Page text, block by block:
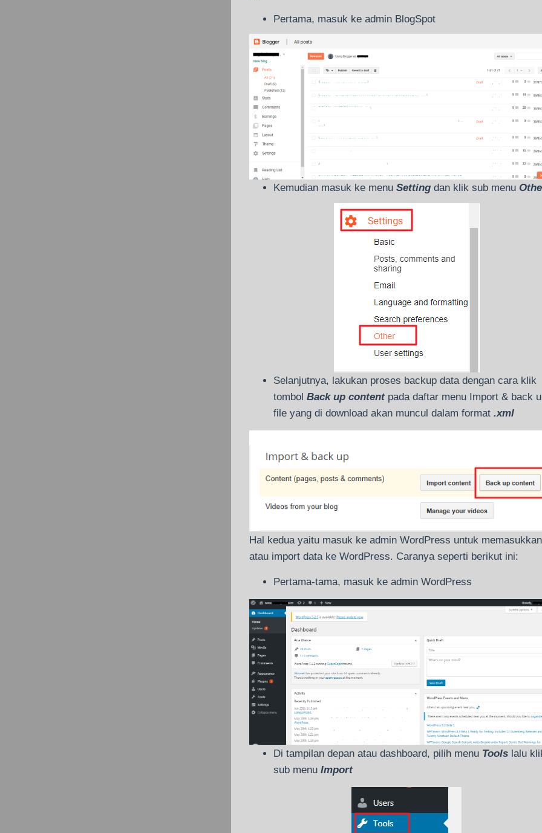
Pertama, masuk ke admin BlogSpot
Kemudian masuk ke menu Setting dan klik sub menu
Selanjutnya, lakukan proses backup data dengan cara klik
tombol Back up contentpada daftar menu Import & back
file yang di download akan muncul dalam format .xml
Hal kedua yaitu masuk ke admin WordPress untuk memasukkan
atau import data ke WordPress. Caranya seperti berikut ini:
Pertama-tama, masuk ke admin WordPress
Di tampilan depan atau dashboard, pilih menu Tools lalu
sub menu Import